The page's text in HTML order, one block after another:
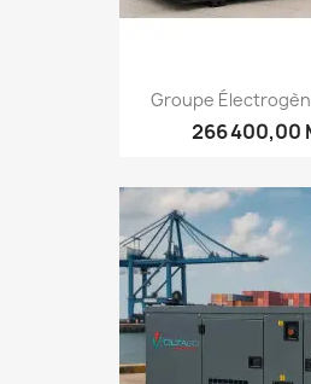
Groupe
266 400,00